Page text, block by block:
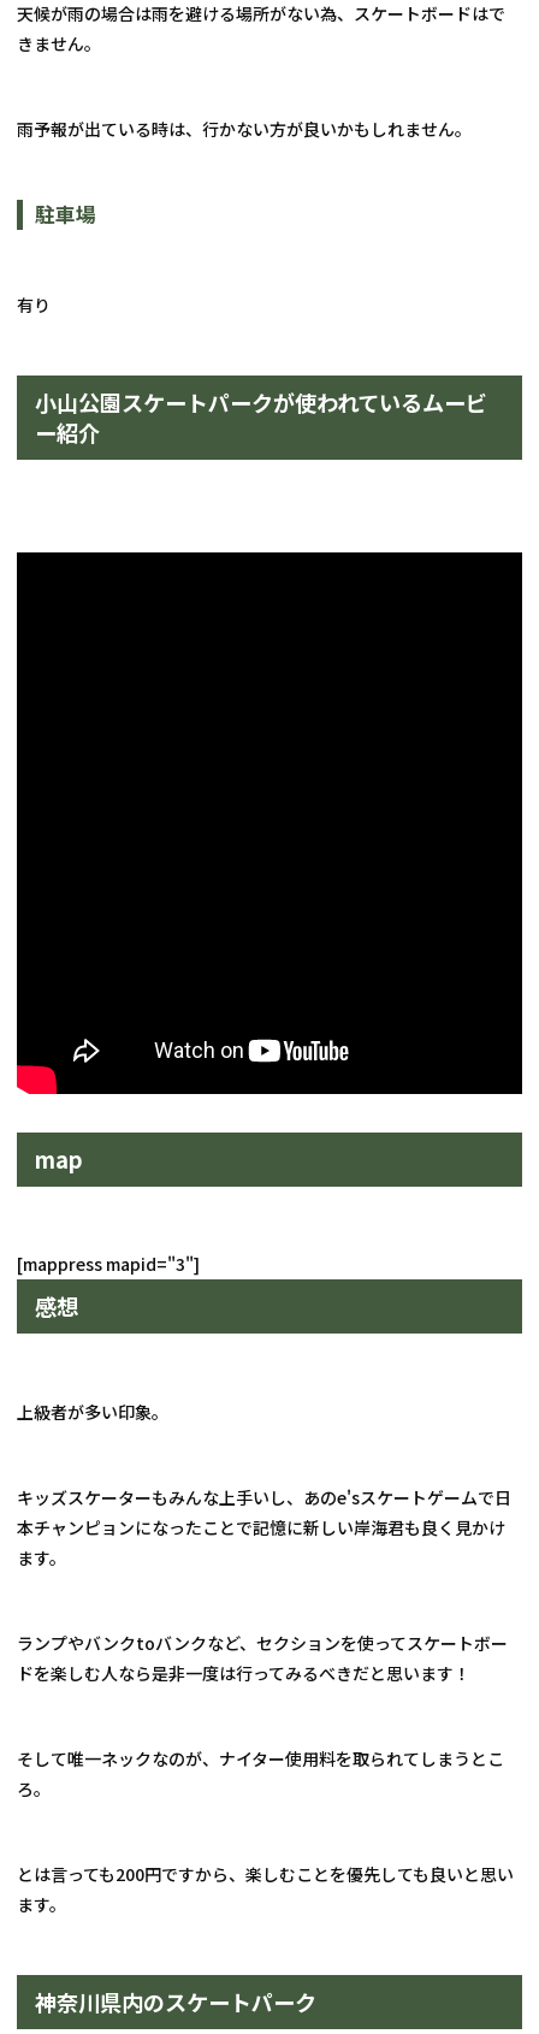
天候が雨の場合は雨を避ける場所がない為、スケートボードはで
きません。
雨予報が出ている時は、行かない方が良いかもしれません。
駐車場
有り
小山公園スケートパークが使われているムービ
ー紹介
map
感想
上級者が多い印象。
キッズスケーターもみんな上手いし、あのe'sスケートゲームで日
本チャンピョンになったことで記憶に新しい岸海君も良く見かけ
ます。
ランプやバンクtoバンクなど、セクションを使ってスケートボー
ドを楽しむ人なら是非一度は行ってみるべきだと思います！
そして唯一ネックなのが、ナイター使用料を取られてしまうとこ
ろ。
とは言っても200円ですから、楽しむことを優先しても良いと思い
ます。
神奈川県内のスケートパーク